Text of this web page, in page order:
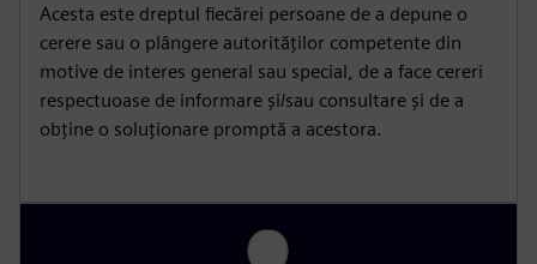
Acesta este dreptul fiecărei persoane de a depune o
cerere sau o plângere autorităților competente din
motive de interes general sau special, de a face cereri
respectuoase de informare și/sau consultare și de a
obține o soluționare promptă a acestora.